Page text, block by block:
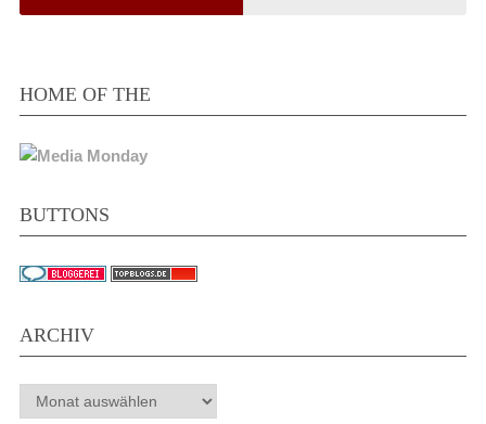
HOME OF THE
BUTTONS
ARCHIV
Archiv